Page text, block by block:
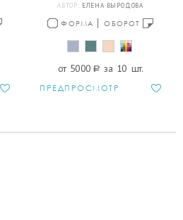
АВТОР: ЕЛЕНА ВЫРОДОВА
ФОРМА ОБОРОТ
от 5000 a за 10 шт.
ПРЕДПРОСМОТР